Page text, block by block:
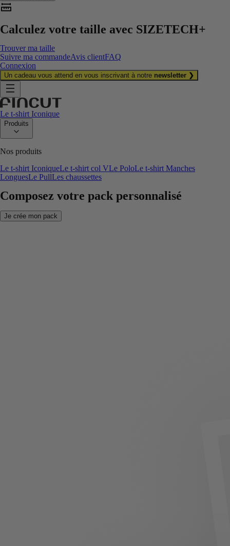
Calculez votre taille avec SIZETECH+
Trouver ma taille
Suivre ma commandeAvis clientFAQ
Connexion
Un cadeau vous attend en vous inscrivant à notre newsletter ❯
Le t-shirt Iconique
Produits
Nos produits
Le t-shirt IconiqueLe t-shirt col VLe PoloLe t-shirt Manches
LonguesLe PullLes chaussettes
Composez votre pack personnalisé
Je crée mon pack